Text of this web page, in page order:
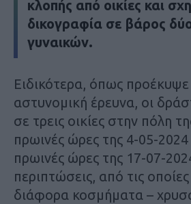
κλοπής από οικίες και
δικογραφία σε βάρος
γυναικών.
Ειδικότερα, όπως
αστυνομική έρευνα, οι
σε τρεις οικίες στην πόλη
πρωινές ώρες της 4-05-2024
πρωινές ώρες της 17-07-
περιπτώσεις, από τις
διάφορα κοσμήματα –